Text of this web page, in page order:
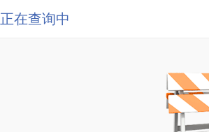
正在查询中